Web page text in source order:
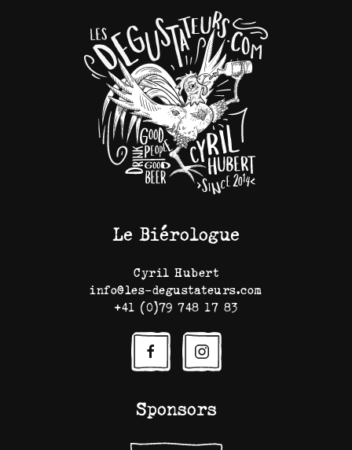
Le Biérologue
Cyril Hubert
info@les-degustateurs.com
+41 (0)79 748 17 83
Sponsors